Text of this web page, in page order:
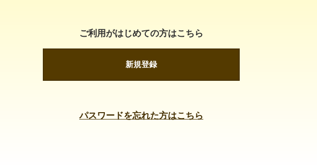
ご利用がはじめての方はこちら
新規登録
パスワードを忘れた方はこちら